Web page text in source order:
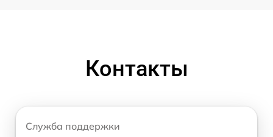
Контакты
Служба поддержки